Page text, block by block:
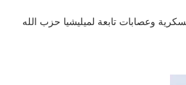
وعصابات تابعة لميليشيا حزب الله